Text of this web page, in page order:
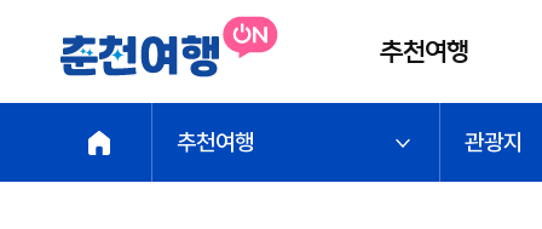
추천여행
추천여행 관광지